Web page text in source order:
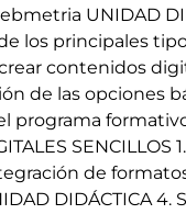
UNIDAD
de los principales
contenidos
de las opciones
formativo
de
DIDÁCTICA 4.